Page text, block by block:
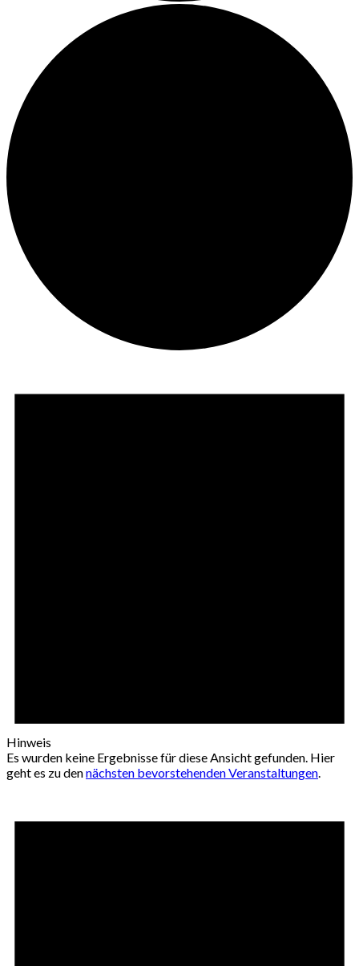
Hinweis
Es wurden keine Ergebnisse für diese Ansicht gefunden. Hier
geht es zu dennächsten bevorstehenden Veranstaltungen.